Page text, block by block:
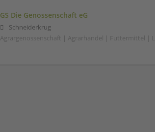
GS Die Genossenschaft eG
Schneiderkrug
Agrargenossenschaft | Agrarhandel | Futtermittel |